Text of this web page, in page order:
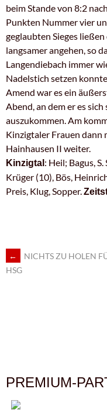
beim Stande von 8:2
Punkten Nummer vier
geglaubten Sieges
langsamer angehen, so
Langendiebach immer
Nadelstich setzen
Amend war es ein
Abend, an dem er es
auszukommen. Am
Kinzigtaler Frauen dann
Hainhausen II weiter.
Kinzigtal : Heil; Bagus,
Krüger (10), Bös,
Preis, Klug, Sopper.
ARTIKEL-
←
NICHTS ZU HOLEN
HSG
PREMIUM-